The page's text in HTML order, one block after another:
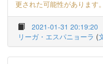
更された可能性があります。
2021-01-31 20:19:20
リーガ・エスパニョーラ (